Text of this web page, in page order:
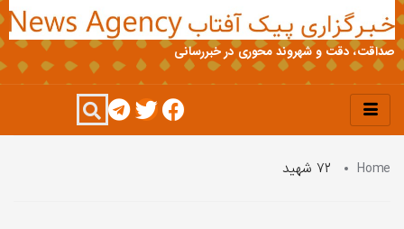
صداقت، دقت و شهروند محوری در خبررسانی
Home ۷۲ شهید